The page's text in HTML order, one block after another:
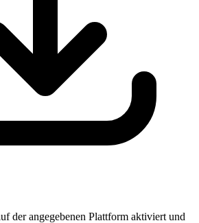
der angegebenen Plattform aktiviert und